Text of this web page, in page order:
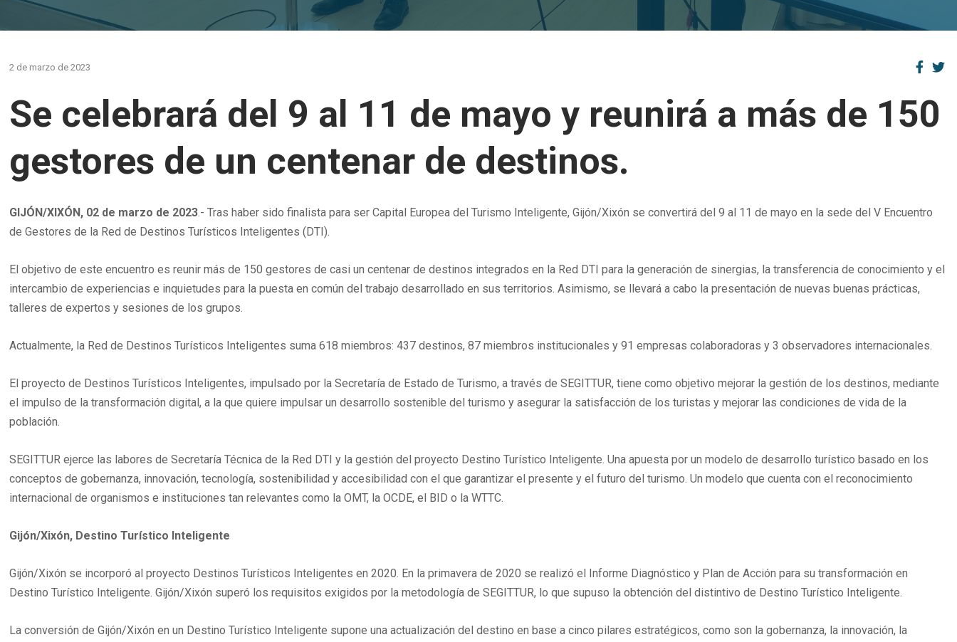
2 de marzo de 2023
Se celebrará del 9 al 11 de mayo y reunirá a más de 150
gestores de un centenar de destinos.
GIJÓN/XIXÓN, 02 de marzo de 2023.- Tras haber sido finalista para ser Capital Europea del Turismo Inteligente, Gijón/Xixón se convertirá del 9 al 11 de mayo en la sede del V Encuentro
de Gestores de la Red de Destinos Turísticos Inteligentes (DTI).
El objetivo de este encuentro es reunir más de 150 gestores de casi un centenar de destinos integrados en la Red DTI para la generación de sinergias, la transferencia de conocimiento y el
intercambio de experiencias e inquietudes para la puesta en común del trabajo desarrollado en sus territorios. Asimismo, se llevará a cabo la presentación de nuevas buenas prácticas,
talleres de expertos y sesiones de los grupos.
Actualmente, la Red de Destinos Turísticos Inteligentes suma 618 miembros: 437 destinos, 87 miembros institucionales y 91 empresas colaboradoras y 3 observadores internacionales.
El proyecto de Destinos Turísticos Inteligentes, impulsado por la Secretaría de Estado de Turismo, a través de SEGITTUR, tiene como objetivo mejorar la gestión de los destinos, mediante
el impulso de la transformación digital, a la que quiere impulsar un desarrollo sostenible del turismo y asegurar la satisfacción de los turistas y mejorar las condiciones de vida de la
población.
SEGITTUR ejerce las labores de Secretaría Técnica de la Red DTI y la gestión del proyecto Destino Turístico Inteligente. Una apuesta por un modelo de desarrollo turístico basado en los
conceptos de gobernanza, innovación, tecnología, sostenibilidad y accesibilidad con el que garantizar el presente y el futuro del turismo. Un modelo que cuenta con el reconocimiento
internacional de organismos e instituciones tan relevantes como la OMT, la OCDE, el BID o la WTTC.
Gijón/Xixón, Destino Turístico Inteligente
Gijón/Xixón se incorporó al proyecto Destinos Turísticos Inteligentes en 2020. En la primavera de 2020 se realizó el Informe Diagnóstico y Plan de Acción para su transformación en
Destino Turístico Inteligente. Gijón/Xixón superó los requisitos exigidos por la metodología de SEGITTUR, lo que supuso la obtención del distintivo de Destino Turístico Inteligente.
La conversión de Gijón/Xixón en un Destino Turístico Inteligente supone una actualización del destino en base a cinco pilares estratégicos, como son la gobernanza, la innovación, la